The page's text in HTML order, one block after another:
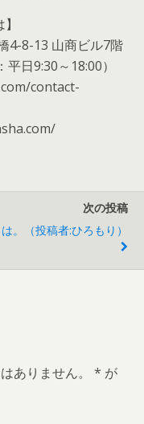
4-8-13 山商ビル7階
日9:30～18:00）
contact-
次の投稿
。（投稿者:ひろもり）
ありません。 * が